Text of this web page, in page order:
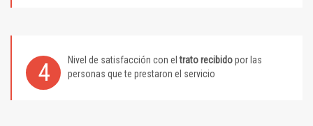
4 Nivel de satisfacción con eltrato recibidopor las
personas que te prestaron el servicio